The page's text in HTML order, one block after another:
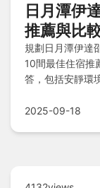
日月潭伊
推薦與比
規劃日月潭伊達
10間最佳住宿推
答，包括安靜環
2025-09-18